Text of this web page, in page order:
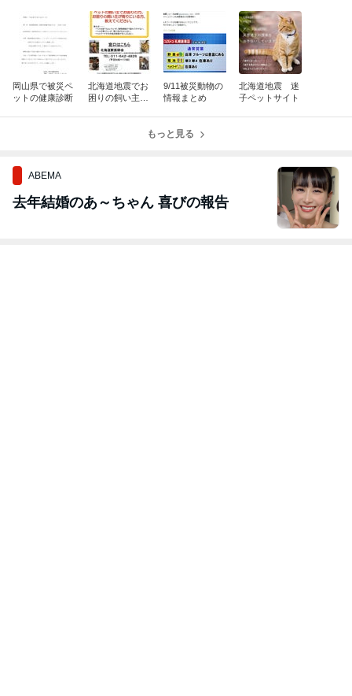
岡山県で被災ペ
ットの健康診断
北海道地震でお
困りの飼い主さ
9/11被災動物の
情報まとめ
北海道地震 迷
子ペットサイト
もっと見る
ABEMA
去年結婚のあ～ちゃん 喜びの報告